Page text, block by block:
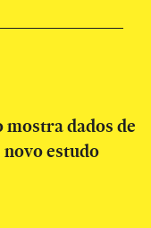
dados de
novo estudo